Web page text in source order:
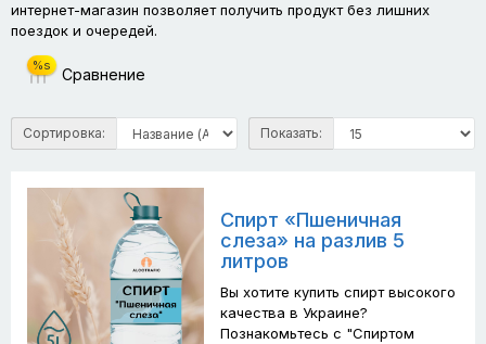
интернет-магазин позволяет получить продукт без лишних
поездок и очередей.
%s Сравнение
Сортировка: Показать:
Спирт «Пшеничная
слеза» на разлив 5
литров
Вы хотите купить спирт высокого
качества в Украине?
Познакомьтесь с "Спиртом